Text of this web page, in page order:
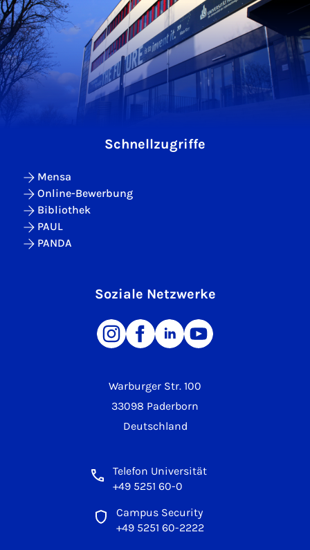
Warburger Str. 100
33098 Paderborn
Deutschland
Telefon Universität
+49 5251 60-0
Campus Security
+49 5251 60-2222
Schnellzugriffe
Mensa
Online-Bewerbung
Bibliothek
PAUL
PANDA
Soziale Netzwerke